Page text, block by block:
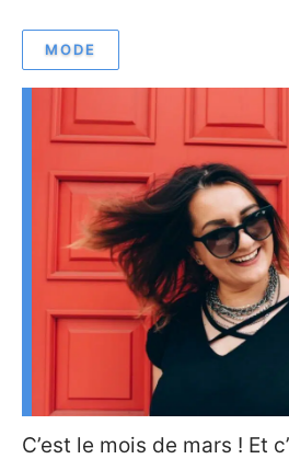
MODE
C’est le mois de mars ! Et